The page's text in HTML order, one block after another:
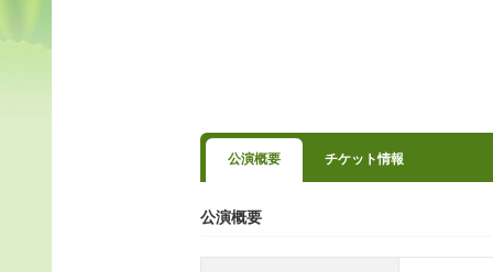
公演概要 チケット情報
公演概要